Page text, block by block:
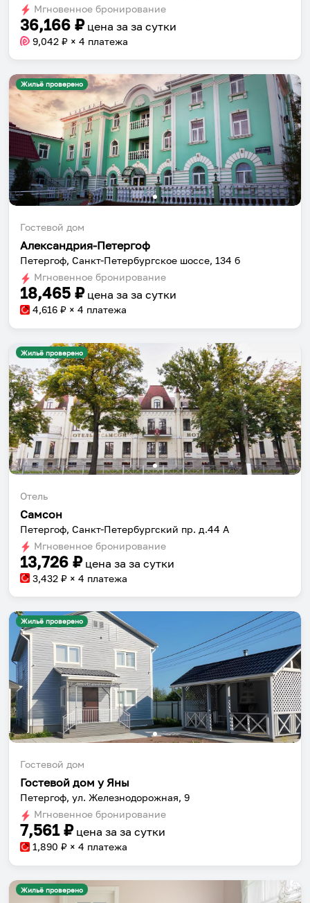
changing
dates.
changing
dates.
Мгновенное бронирование
36,166 ₽ цена за за сутки
9,042 ₽ × 4 платежа
Жильё проверено
Гостевой дом
Александрия-Петергоф
Петергоф, Санкт-Петербургское шоссе, 134 б
Мгновенное бронирование
18,465 ₽ цена за за сутки
4,616 ₽ × 4 платежа
Жильё проверено
Отель
Самсон
Петергоф, Санкт-Петербургский пр. д.44 А
Мгновенное бронирование
13,726 ₽ цена за за сутки
3,432 ₽ × 4 платежа
Жильё проверено
Гостевой дом
Гостевой дом у Яны
Петергоф, ул. Железнодорожная, 9
Мгновенное бронирование
7,561₽ цена за за сутки
1,890 ₽ × 4 платежа
Жильё проверено